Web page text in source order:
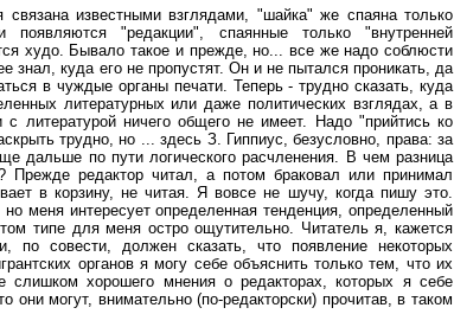
связана известными взглядами, "шайка" же спаяна только
"редакции", спаянные только "внутренней
худо. Бывало такое и прежде, но... все же надо соблюсти
знал, куда его не пропустят. Он и не пытался проникать, да
в чуждые органы печати. Теперь - трудно сказать, куда
литературных или даже политических взглядах, а в
литературой ничего общего не имеет. Надо "прийтись ко
трудно, но ... здесь З. Гиппиус, безусловно, права: за
дальше по пути логического расчленения. В чем разница
редактор читал, а потом браковал или принимал
в корзину, не читая. Я вовсе не шучу, когда пишу это.
меня интересует определенная тенденция, определенный
типе для меня остро ощутительно. Читатель я, кажется
по совести, должен сказать, что появление некоторых
органов я могу себе объяснить только тем, что их
слишком хорошего мнения о редакторах, которых я себе
они могут, внимательно (по-редакторски) прочитав, в таком